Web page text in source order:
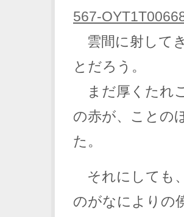
567-
雲間に射して
とだろう。
まだ厚くたれ
の赤が、ことの
た。
それにしても
のがなによりの